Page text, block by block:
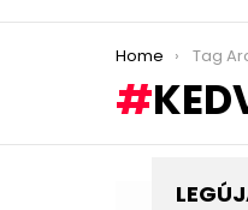
You are here:
Home Tag